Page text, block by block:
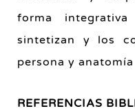
forma
sintetizan y los
persona y anatomía
REFERENCIAS